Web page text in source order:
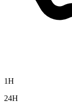
1H
24H